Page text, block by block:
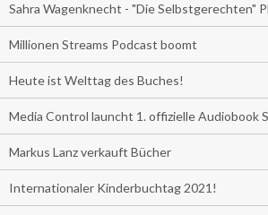
Sahra Wagenknecht - "Die Selbstgerechten"
Millionen Streams Podcast boomt
Heute ist Welttag des Buches!
Media Control launcht 1. offizielle Audiobook
Markus Lanz verkauft Bücher
Internationaler Kinderbuchtag 2021!